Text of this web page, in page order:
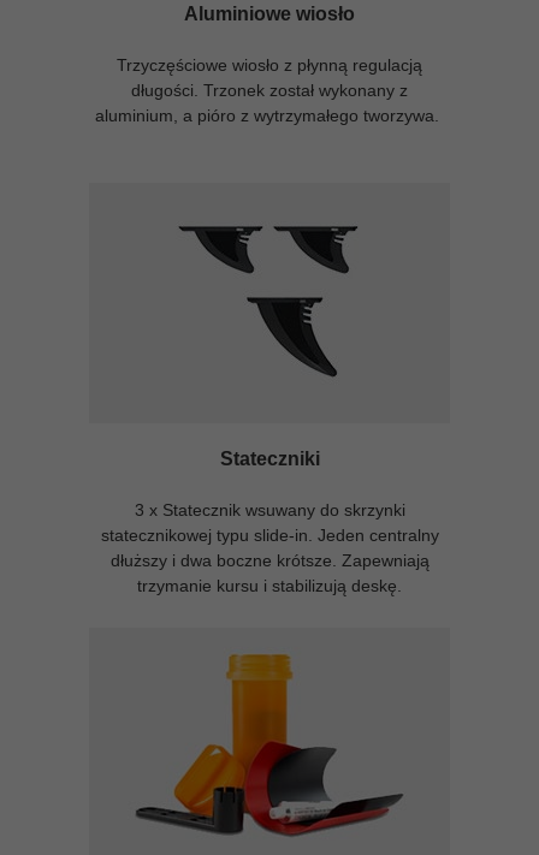
Aluminiowe wiosło
Trzyczęściowe wiosło z płynną regulacją
długości. Trzonek został wykonany z
aluminium, a pióro z wytrzymałego tworzywa.
Stateczniki
3 x Statecznik wsuwany do skrzynki
statecznikowej typu slide-in. Jeden centralny
dłuższy i dwa boczne krótsze. Zapewniają
trzymanie kursu i stabilizują deskę.